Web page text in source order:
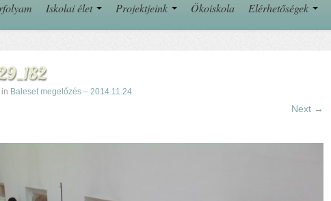
Iskolai élet Projektjeink Ökoiskola Elérhetőségek
in Baleset megelőzés – 2014.11.24
Next →